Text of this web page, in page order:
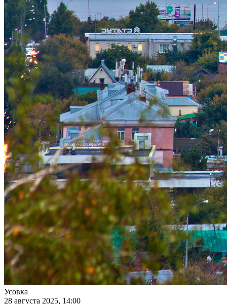
Усовка
28 августа 2025, 14:00